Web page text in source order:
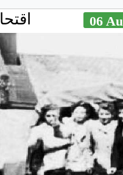
Sciences
Justice
National اقتحام